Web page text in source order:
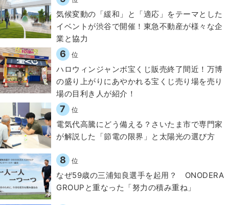
気候変動の「緩和」と「適応」をテーマとした
イベントが渋谷で開催！東急不動産が様々な企
業と協力
6 位
ハロウィンジャンボ宝くじ販売終了間近！万博
の盛り上がりにあやかれる宝くじ売り場を売り
場の目利き人が紹介！
7 位
電気代高騰にどう備える？さいたま市で専門家
が解説した「節電の限界」と太陽光の選び方
8 位
なぜ59歳の三浦知良選手を起用？ ONODERA
GROUPと重なった「努力の積み重ね」